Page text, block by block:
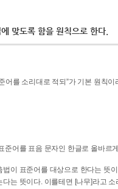
맞도록 함을 원칙으로 한다.
를 소리대로 적되”가 기본 원칙이
준어를 표음 문자인 한글로 올바르
이 표준어를 대상으로 한다는 뜻
표준어는 ‘나무’로 적